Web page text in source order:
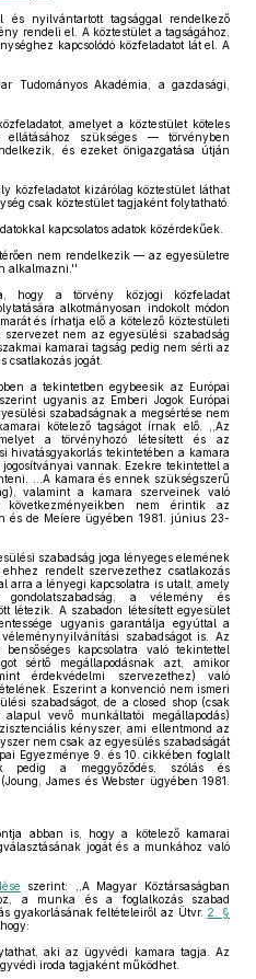
és nyilvántartott tagsággal rendelkező
rendeli el. A köztestület a tagságához,
kapcsolódó közfeladatot lát el. A
Tudományos Akadémia, a gazdasági,
amelyet a köztestület köteles
szükséges — törvényben
és ezeket önigazgatása útján
közfeladatot kizárólag köztestület láthat
csak köztestület tagjaként folytatható.
kapcsolatos adatok közérdekűek.
nem rendelkezik — az egyesületre
alkalmazni.''
hogy a törvény közjogi közfeladat
alkotmányosan indokolt módon
és írhatja elő a kötelező köztestületi
nem az egyesülési szabadság
kamarai tagság pedig nem sérti az
csatlakozás jogát.
a tekintetben egybeesik az Európai
ugyanis az Emberi Jogok Európai
szabadságnak a megsértése nem
kötelező tagságot írnak elő. ,,Az
a törvényhozó létesített és az
hivatásgyakorlás tekintetében a kamara
vannak. Ezekre tekintettel a
...A kamara és ennek szükségszerű
valamint a kamara szerveinek való
nem érintik az
és de Meíere ügyében 1981. június 23-
szabadság joga lényeges elemének
rendelt szervezethez csatlakozás
arra a lényegi kapcsolatra is utalt, amely
a vélemény és
létezik. A szabadon létesített egyesület
ugyanis garantálja egyúttal a
szabadságot is. Az
kapcsolatra való tekintettel
sértő megállapodásnak azt, amikor
érdekvédelmi szervezethez) való
Eszerint a konvenció nem ismeri
szabadságot, de a closed shop (csak
vevő munkáltatói megállapodás)
kényszer, ami ellentmond az
nem csak az egyesülés szabadságát
Egyezménye 9. és 10. cikkében foglalt
a meggyőződés, szólás és
James és Webster ügyében 1981.
abban is, hogy a kötelező kamarai
jogát és a munkához való
szerint: ,,A Magyar Köztársaságban
a munka és a foglalkozás szabad
gyakorlásának feltételeiről az Ütvr. 2. §
aki az ügyvédi kamara tagja. Az
iroda tagjaként működhet.